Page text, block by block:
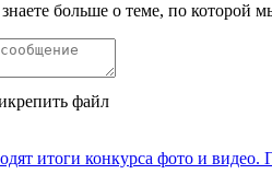
знаете больше о теме, по
файл
итоги конкурса фото и